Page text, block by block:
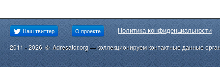
Наш твиттер О проекте Политика конфиденциальности
2011 - 2026 © Adresator.org — коллекционируем контактные данные